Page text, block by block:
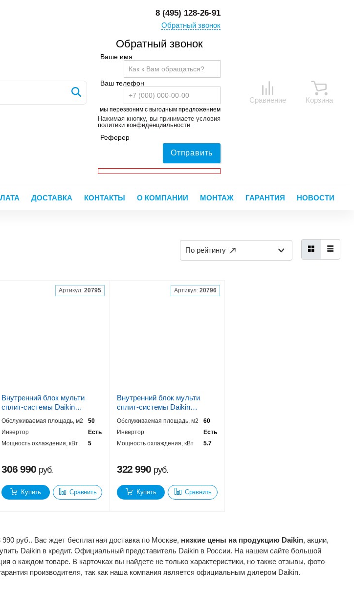
8 (495) 128-26-91
Обратный звонок
Обратный звонок
Ваше имя
Ваш телефон
мы перезвоним с выгодным предложением
Нажимая кнопку, вы принимаете условия
политики конфиденциальности
Реферер
Отправить
Сравнение Корзина
ДОСТАВКА КОНТАКТЫ О КОМПАНИИ МОНТАЖ ГАРАНТИЯ НОВОСТИ
По рейтингу
Артикул:20795
Внутренний блок мульти
сплит-системы Daikin
Обслуживаемая площадь, м2
50
Инвертор
Есть
Мощность охлаждения, кВт
5
306 990 руб.
Купить Сравнить
Артикул: 20796
Внутренний блок мульти
сплит-системы Daikin
Обслуживаемая площадь, м2
60
Инвертор
Есть
Мощность охлаждения, кВт
5.7
322 990 руб.
Купить Сравнить
990 руб.. Вас ждет бесплатная доставка по Москве, низкие цены на продукцию Daikin, акции,
Daikin в кредит. Официальный представитель Daikin в России. На нашем сайте большой
о каждом товаре. В карточках вы найдете не только характеристики, но также отзывы, фото
производителя, так как наша компания является официальным дилером Daikin.